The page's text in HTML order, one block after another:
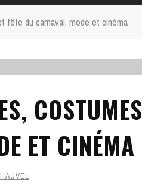
fête du carnaval, mode et cinéma
COSTUMES
ET CINÉMA